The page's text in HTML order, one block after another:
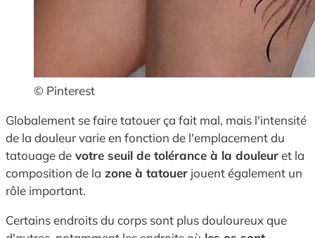
© Pinterest
Globalement se faire tatouer ça fait mal, mais l'intensité
de la douleur varie en fonction de l'emplacement du
tatouage de votre seuil de tolérance à la douleuret la
composition de la zone à tatouer jouent également un
rôle important.
Certains endroits du corps sont plus douloureux que